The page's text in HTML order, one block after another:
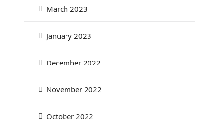
March 2023
January 2023
December 2022
November 2022
October 2022